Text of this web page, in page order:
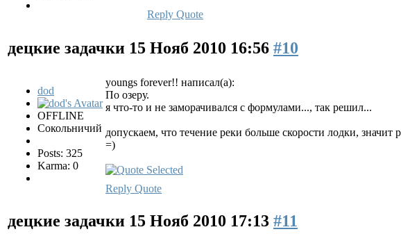
Reply Quote
децкие задачки 15 Нояб 2010 16:56 #10
dod
OFFLINE
Сокольничий
Posts: 325
Karma: 0
youngs forever!! написал(а):
По озеру.
я что-то и не заморачивался с формулами..., так решил...
допускаем, что течение реки больше скорости лодки, значит
=)
Reply Quote
децкие задачки 15 Нояб 2010 17:13 #11